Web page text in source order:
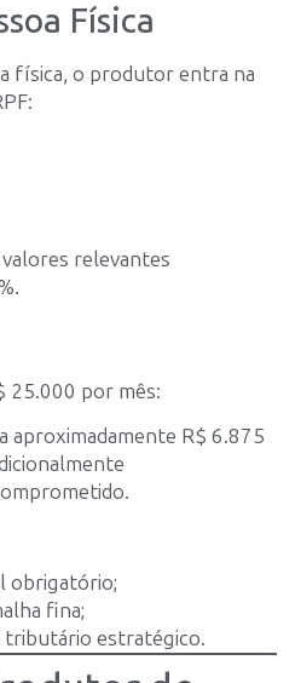
Física
física, o produtor entra na
relevantes
25.000 por mês:
aproximadamente R$ 6.875
obrigatório;
fina;
tributário estratégico.